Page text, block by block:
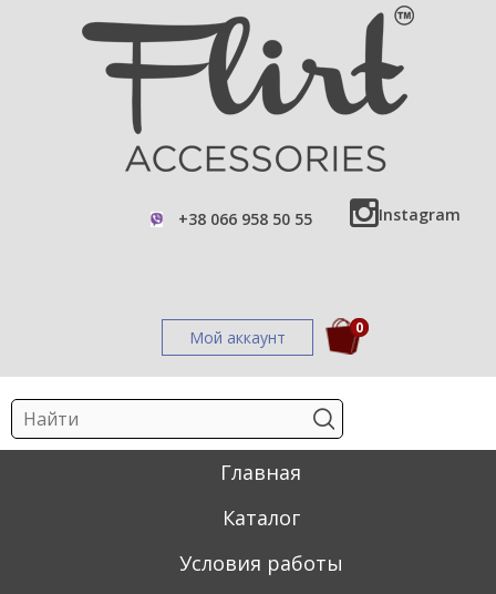
Мой аккаунт
+38 066 958 50 55 Instagram
0
Главная
Каталог
Условия работы